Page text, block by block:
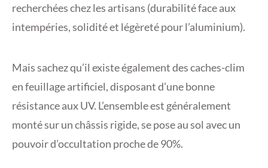
recherchées chez les artisans (durabilité face aux
intempéries, solidité et légèreté pour l’aluminium).
Mais sachez qu’il existe également des caches-clim
en feuillage artificiel, disposant d’une bonne
résistance aux UV. L’ensemble est généralement
monté sur un châssis rigide, se pose au sol avec un
pouvoir d’occultation proche de 90%.